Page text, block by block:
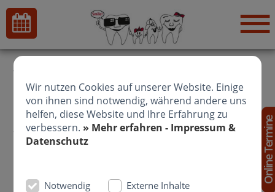
Wir nutzen Cookies auf unserer Website. Einige
von ihnen sind notwendig, während andere uns
helfen, diese Website und Ihre Erfahrung zu
verbessern. » Mehr erfahren - Impressum &
Datenschutz
Notwendig Externe Inhalte
Online Termine
Tipps zur richtigen Mundpflege,
Zahnpasta, Zahnbürste und Co.
Wie Sie Zähne und Zahnfleisch am